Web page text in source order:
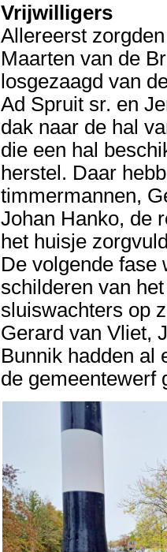
Vrijwilligers
Allereerst
Maarten van de
losgezaagd van
Ad Spruit sr. en
dak naar de hal
die een hal
herstel. Daar
timmermannen,
Johan Hanko, de
het huisje
De volgende fase
schilderen van
sluiswachters op
Gerard van Vliet,
Bunnik hadden al
de gemeentewerf